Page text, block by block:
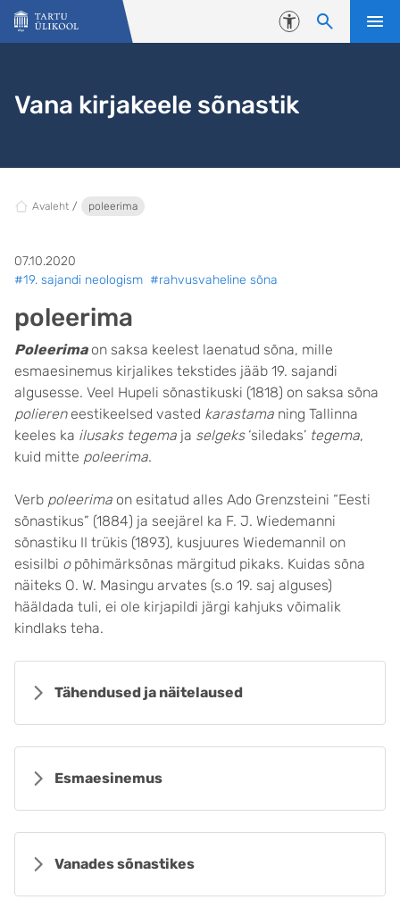
Liigu edasi põhisisu juurde
Juurdepääsetavus
Vana kirjakeele sõnastik
Avaleht poleerima
07.10.2020
#19. sajandi neologism #rahvusvaheline sõna
poleerima
Poleerimaon saksa keelest laenatud sõna, mille
esmaesinemus kirjalikes tekstides jääb 19. sajandi
algusesse. Veel Hupeli sõnastikuski (1818) on saksa sõna
poliereneestikeelsed vasted karastama ning Tallinna
keeles ka ilusaks tegema ja selgeks‘siledaks’ tegema,
kuid mitte poleerima.
Verb poleerima on esitatud alles Ado Grenzsteini “Eesti
sõnastikus” (1884) ja seejärel ka F. J. Wiedemanni
sõnastiku II trükis (1893), kusjuures Wiedemannil on
esisilbi opõhimärksõnas märgitud pikaks. Kuidas sõna
näiteks O. W. Masingu arvates (s.o 19. saj alguses)
hääldada tuli, ei ole kirjapildi järgi kahjuks võimalik
kindlaks teha.
Tähendused ja näitelaused
Esmaesinemus
Vanades sõnastikes